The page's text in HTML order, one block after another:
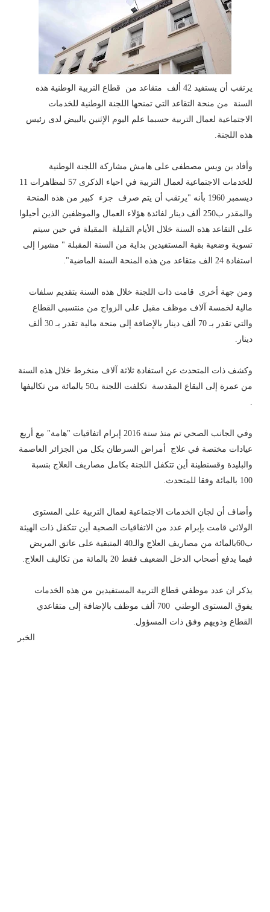
يرتقب أن يستفيد 42 ألف متقاعد من قطاع التربية الوطنية هذه
السنة من منحة التقاعد التي تمنحها اللجنة الوطنية للخدمات
الاجتماعية لعمال التربية حسبما علم اليوم الإثنين بالبيض لدى رئيس
هذه اللجنة.
وأفاد بن ويس مصطفى على هامش مشاركة اللجنة الوطنية
للخدمات الاجتماعية لعمال التربية في احياء الذكرى 57 لمظاهرات 11
ديسمبر 1960 بأنه "يرتقب أن يتم صرف جزء كبير من هذه المنحة
والمقدر ب250 ألف دينار لفائدة هؤلاء العمال والموظفين الذين أحيلوا
على التقاعد هذه السنة خلال الأيام القليلة المقبلة في حين سيتم
تسوية وضعية بقية المستفيدين بداية من السنة المقبلة " مشيرا إلى
استفادة 24 الف متقاعد من هذه المنحة السنة الماضية".
ومن جهة أخرى قامت ذات اللجنة خلال هذه السنة بتقديم سلفات
مالية لخمسة آلاف موظف مقبل على الزواج من منتسبي القطاع
والتي تقدر بـ 70 ألف دينار بالإضافة إلى منحة مالية تقدر بـ 30 ألف
دينار.
وكشف ذات المتحدث عن استفادة ثلاثة آلاف منخرط خلال هذه السنة
من عمرة إلى البقاع المقدسة تكلفت اللجنة بـ50 بالمائة من تكاليفها
وفي الجانب الصحي تم منذ سنة 2016 إبرام اتفاقيات "هامة" مع أربع
عيادات مختصة في علاج أمراض السرطان بكل من الجزائر العاصمة
والبليدة وقسنطينة أين تتكفل اللجنة بكامل مصاريف العلاج بنسبة
100 بالمائة وفقا للمتحدث.
وأضاف أن لجان الخدمات الاجتماعية لعمال التربية على المستوى
الولائي قامت بإبرام عدد من الاتفاقيات الصحية أين تتكفل ذات الهيئة
ب60بالمائة من مصاريف العلاج والـ40 المتبقية على عاتق المريض
فيما يدفع أصحاب الدخل الضعيف فقط 20 بالمائة من تكاليف العلاج.
يذكر ان عدد موظفي قطاع التربية المستفيدين من هذه الخدمات
يفوق المستوى الوطني 700 ألف موظف بالإضافة إلى متقاعدي
القطاع وذويهم وفق ذات المسؤول.
الخبر